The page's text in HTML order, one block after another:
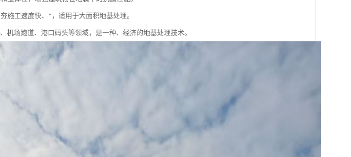
施工速度快、*，适用于大面积地基处理。
机场跑道、港口码头等领域，是一种、经济的地基处理技术。